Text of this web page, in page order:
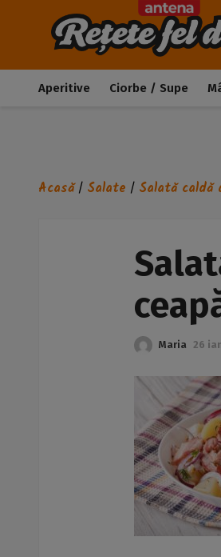
Aperitive Ciorbe / Supe
Acasă/ Salate / Salată caldă
Maria 26